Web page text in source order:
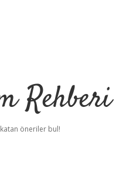
Rehberi
öneriler bul!